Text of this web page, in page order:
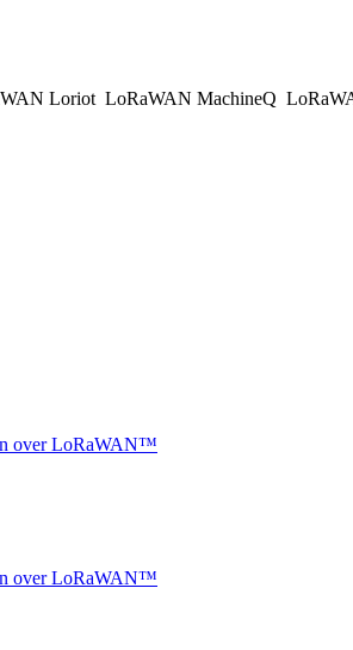
Loriot LoRaWAN MachineQ
over LoRaWAN™
over LoRaWAN™